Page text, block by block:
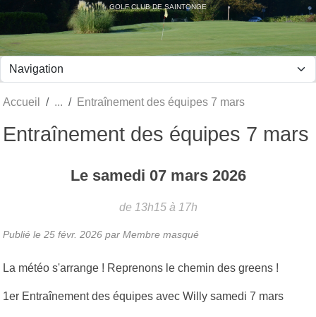
GOLF CLUB DE SAINTONGE
Accueil Entraînement des équipes 7 mars
Entraînement des équipes 7 mars
Le samedi 07 mars 2026
de 13h15 à 17h
Publié le 25 févr. 2026 par Membre masqué
La météo s'arrange ! Reprenons le chemin des greens !
1er Entraînement des équipes avec Willy samedi 7 mars
Panneau de gestion des cookies